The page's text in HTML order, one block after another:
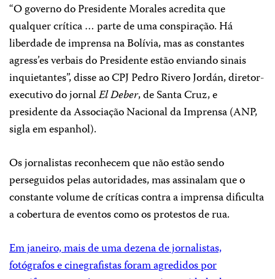
“O governo do Presidente Morales acredita que
qualquer crítica … parte de uma conspiração. Há
liberdade de imprensa na Bolívia, mas as constantes
agress’es verbais do Presidente estão enviando sinais
inquietantes”, disse ao CPJ Pedro Rivero Jordán, diretor-
executivo do jornalEl Deber, de Santa Cruz, e
presidente da Associação Nacional da Imprensa (ANP,
sigla em espanhol).
Os jornalistas reconhecem que não estão sendo
perseguidos pelas autoridades, mas assinalam que o
constante volume de críticas contra a imprensa dificulta
a cobertura de eventos como os protestos de rua.
Em janeiro, mais de uma dezena de jornalistas,
fotógrafos e cinegrafistas foram agredidos por